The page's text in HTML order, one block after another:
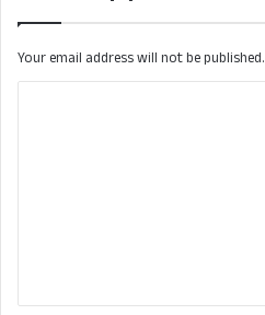
Your email address will not be published.